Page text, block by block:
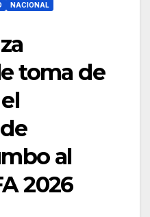
NACIONAL
toma de
al
2026